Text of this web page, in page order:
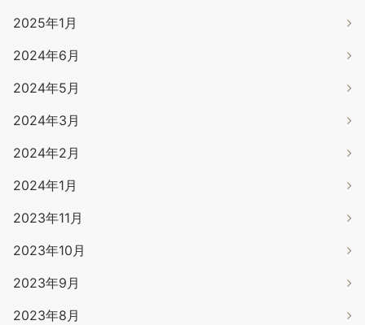
2025年1月
2024年6月
2024年5月
2024年3月
2024年2月
2024年1月
2023年11月
2023年10月
2023年9月
2023年8月